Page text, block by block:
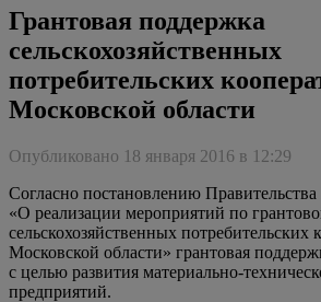
Грантовая поддержка
сельскохозяйственных
потребительских
Московской области
Опубликовано 18 января 2016 в 12:29
Согласно постановлению
«О реализации мероприятий по
сельскохозяйственных потребительских
Московской области» грантовая
с целью развития материально-
предприятий.